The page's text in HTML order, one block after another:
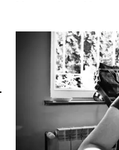
Спасылка без VPN